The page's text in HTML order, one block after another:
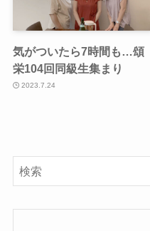
気がついたら7時間も…頌
栄104回同級生集まり
2023.7.24